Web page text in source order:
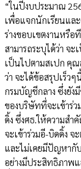
“ในปีงบประมาณ
เพื่อแจกนักเรียนแล
ร่างขอบเขตงานหรือ
สามารถระบุได้ว่า จ
เป็นไปตามสเปก คุ
ว่า จะได้ข้อสรุปเร็ว
กรมบัญชีกลาง ซึ่งยัง
ของบริษัทที่จะเข้าร่
ดิ้ง ซึ่งศธ.ให้ความส
จะเข้าร่วมอี-บิดดิ้ง
และไม่เคยมีปัญหากั
อย่างมีประสิทธิภาพ